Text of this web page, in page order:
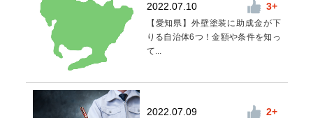
2022.07.10 3
【愛知県】外壁塗装に助成金が下
りる自治体6つ！金額や条件を知っ
て...
2022.07.09 2